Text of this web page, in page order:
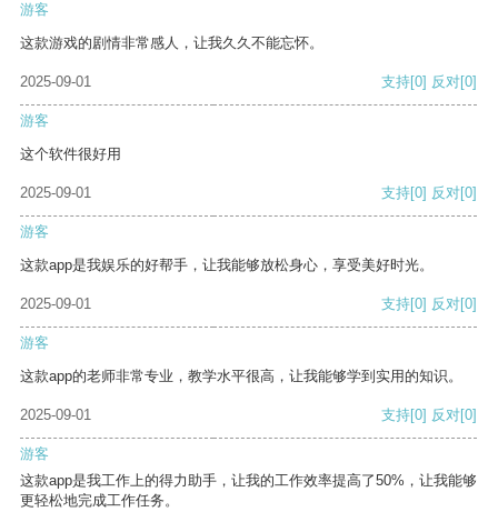
游客
这款游戏的剧情非常感人，让我久久不能忘怀。
2025-09-01 支持[0] 反对[0]
游客
这个软件很好用
2025-09-01 支持[0] 反对[0]
游客
这款app是我娱乐的好帮手，让我能够放松身心，享受美好时光。
2025-09-01 支持[0] 反对[0]
游客
这款app的老师非常专业，教学水平很高，让我能够学到实用的知识。
2025-09-01 支持[0] 反对[0]
游客
这款app是我工作上的得力助手，让我的工作效率提高了50%，让我能够
更轻松地完成工作任务。